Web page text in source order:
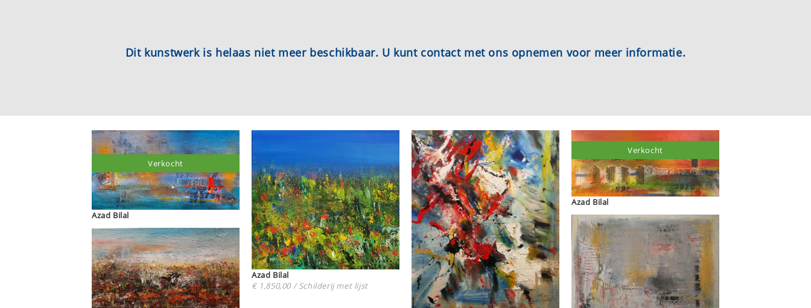
Dit kunstwerk is helaas niet meer beschikbaar. U kunt contact met ons opnemen voor meer informatie.
Azad Bilal
Verkocht
Azad Bilal
€ 1,850,00 / Schilderij met lijst
Azad Bilal
Verkocht